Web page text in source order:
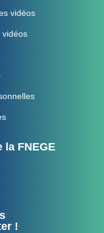
vidéos
vidéos
la FNEGE
!